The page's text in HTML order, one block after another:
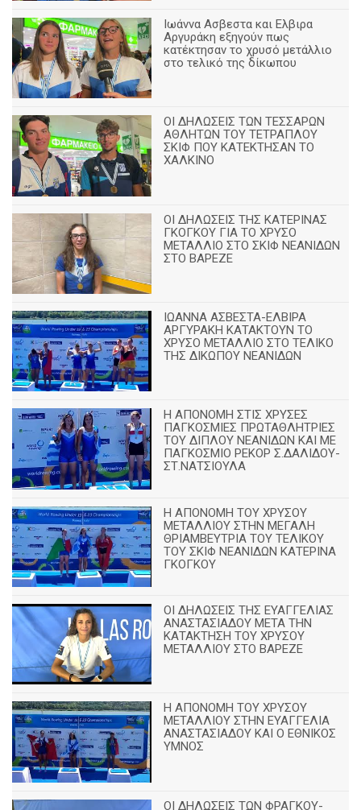
Ιωάννα Ασβεστα και Ελβιρα
Αργυράκη εξηγούν πως
κατέκτησαν το χρυσό μετάλλιο
στο τελικό της δίκωπου
ΟΙ ΔΗΛΩΣΕΙΣ ΤΩΝ ΤΕΣΣΑΡΩΝ
ΑΘΛΗΤΩΝ ΤΟΥ ΤΕΤΡΑΠΛΟΥ
ΣΚΙΦ ΠΟΥ ΚΑΤΕΚΤΗΣΑΝ ΤΟ
ΧΑΛΚΙΝΟ
ΟΙ ΔΗΛΩΣΕΙΣ ΤΗΣ ΚΑΤΕΡΙΝΑΣ
ΓΚΟΓΚΟΥ ΓΙΑ ΤΟ ΧΡΥΣΟ
ΜΕΤΑΛΛΙΟ ΣΤΟ ΣΚΙΦ ΝΕΑΝΙΔΩΝ
ΣΤΟ ΒΑΡΕΖΕ
ΙΩΑΝΝΑ ΑΣΒΕΣΤΑ-ΕΛΒΙΡΑ
ΑΡΓΥΡΑΚΗ ΚΑΤΑΚΤΟΥΝ ΤΟ
ΧΡΥΣΟ ΜΕΤΑΛΛΙΟ ΣΤΟ ΤΕΛΙΚΟ
ΤΗΣ ΔΙΚΩΠΟΥ ΝΕΑΝΙΔΩΝ
Η ΑΠΟΝΟΜΗ ΣΤΙΣ ΧΡΥΣΕΣ
ΠΑΓΚΟΣΜΙΕΣ ΠΡΩΤΑΘΛΗΤΡΙΕΣ
ΤΟΥ ΔΙΠΛΟΥ ΝΕΑΝΙΔΩΝ ΚΑΙ ΜΕ
ΠΑΓΚΟΣΜΙΟ ΡΕΚΟΡ Σ.ΔΑΛΙΔΟΥ-
ΣΤ.ΝΑΤΣΙΟΥΛΑ
Η ΑΠΟΝΟΜΗ ΤΟΥ ΧΡΥΣΟΥ
ΜΕΤΑΛΛΙΟΥ ΣΤΗΝ ΜΕΓΑΛΗ
ΘΡΙΑΜΒΕΥΤΡΙΑ ΤΟΥ ΤΕΛΙΚΟΥ
ΤΟΥ ΣΚΙΦ ΝΕΑΝΙΔΩΝ ΚΑΤΕΡΙΝΑ
ΓΚΟΓΚΟΥ
ΟΙ ΔΗΛΩΣΕΙΣ ΤΗΣ ΕΥΑΓΓΕΛΙΑΣ
ΑΝΑΣΤΑΣΙΑΔΟΥ ΜΕΤΑ ΤΗΝ
ΚΑΤΑΚΤΗΣΗ ΤΟΥ ΧΡΥΣΟΥ
ΜΕΤΑΛΛΙΟΥ ΣΤΟ ΒΑΡΕΖΕ
Η ΑΠΟΝΟΜΗ ΤΟΥ ΧΡΥΣΟΥ
ΜΕΤΑΛΛΙΟΥ ΣΤΗΝ ΕΥΑΓΓΕΛΙΑ
ΑΝΑΣΤΑΣΙΑΔΟΥ ΚΑΙ Ο ΕΘΝΙΚΟΣ
ΥΜΝΟΣ
ΟΙ ΔΗΛΩΣΕΙΣ ΤΩΝ ΦΡΑΓΚΟΥ-